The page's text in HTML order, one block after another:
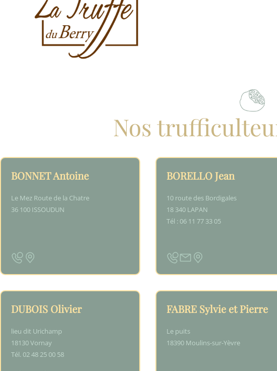
Nos
BONNET Antoine
Le Mez Route de la Chatre
36 100 ISSOUDUN
BORELLO Jean
10 route des Bordigales
18 340 LAPAN
Tél : 06 11 77 33 05
DUBOIS Olivier
lieu dit Urichamp
18130 Vornay
Tél. 02 48 25 00 58
FABRE Sylvie et Pierre
Le puits
18390 Moulins-sur-Yèvre